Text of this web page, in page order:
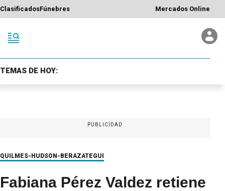
ClasificadosFúnebres Mercados Online
TEMAS DE HOY:
PUBLICIDAD
QUILMES-HUDSON-BERAZATEGUI
Fabiana Pérez Valdez retiene